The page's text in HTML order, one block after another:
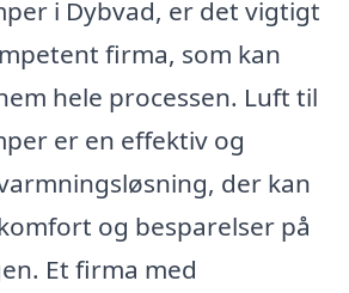
i Dybvad, er det vigtigt
firma, som kan
hele processen. Luft til
er en effektiv og
der kan
og besparelser på
Et firma med